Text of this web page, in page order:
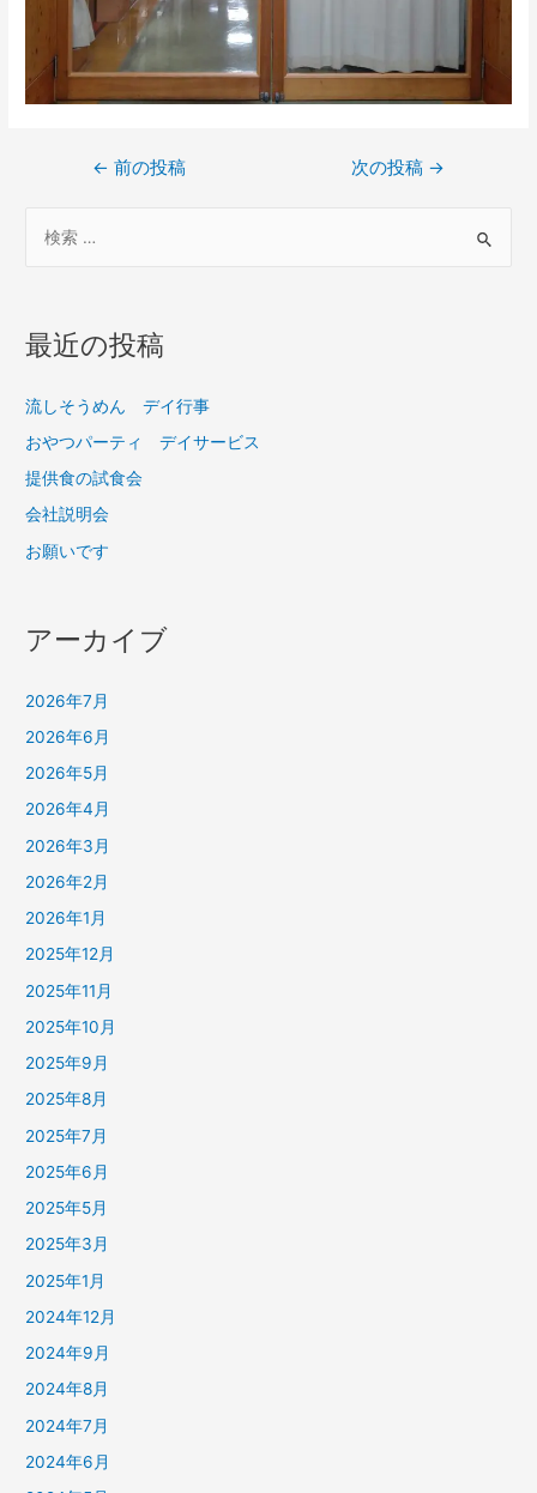
← 前の投稿 次の投稿 →
最近の投稿
流しそうめん デイ行事
おやつパーティ デイサービス
提供食の試食会
会社説明会
お願いです
アーカイブ
2026年7月
2026年6月
2026年5月
2026年4月
2026年3月
2026年2月
2026年1月
2025年12月
2025年11月
2025年10月
2025年9月
2025年8月
2025年7月
2025年6月
2025年5月
2025年3月
2025年1月
2024年12月
2024年9月
2024年8月
2024年7月
2024年6月